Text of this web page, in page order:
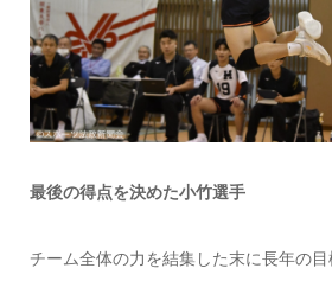
最後の得点を決めた小竹選手
チーム全体の力を結集した末に長年の